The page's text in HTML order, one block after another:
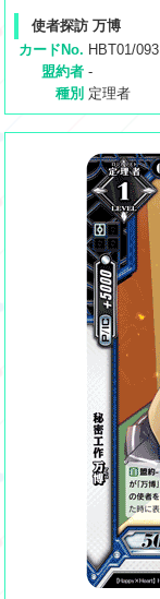
使者探訪 万博
カードNo. HBT01/093
盟約者 -
種別 定理者